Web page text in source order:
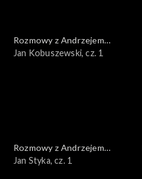
Rozmowy z Andrzejem
Doboszem
Jan Kobuszewski, cz. 1
Rozmowy z Andrzejem
Doboszem
Jan Styka, cz. 1